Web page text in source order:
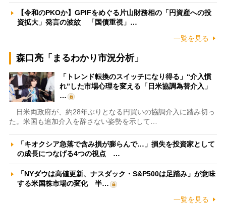
【令和のPKOか】GPIFをめぐる片山財務相の「円資産への投
資拡大」発言の波紋 「国債重視」…
一覧を見る
森口亮「まるわかり市況分析」
「トレンド転換のスイッチになり得る」“介入慣
れ”した市場心理を変える「日米協調為替介入」
…
日米両政府が、約28年ぶりとなる円買いの協調介入に踏み切っ
た。米国も追加介入を辞さない姿勢を示して…
「キオクシア急落で含み損が膨らんで…」損失を投資家として
の成長につなげる4つの視点 …
「NYダウは高値更新、ナスダック・S&P500は足踏み」が意味
する米国株市場の変化 半…
一覧を見る